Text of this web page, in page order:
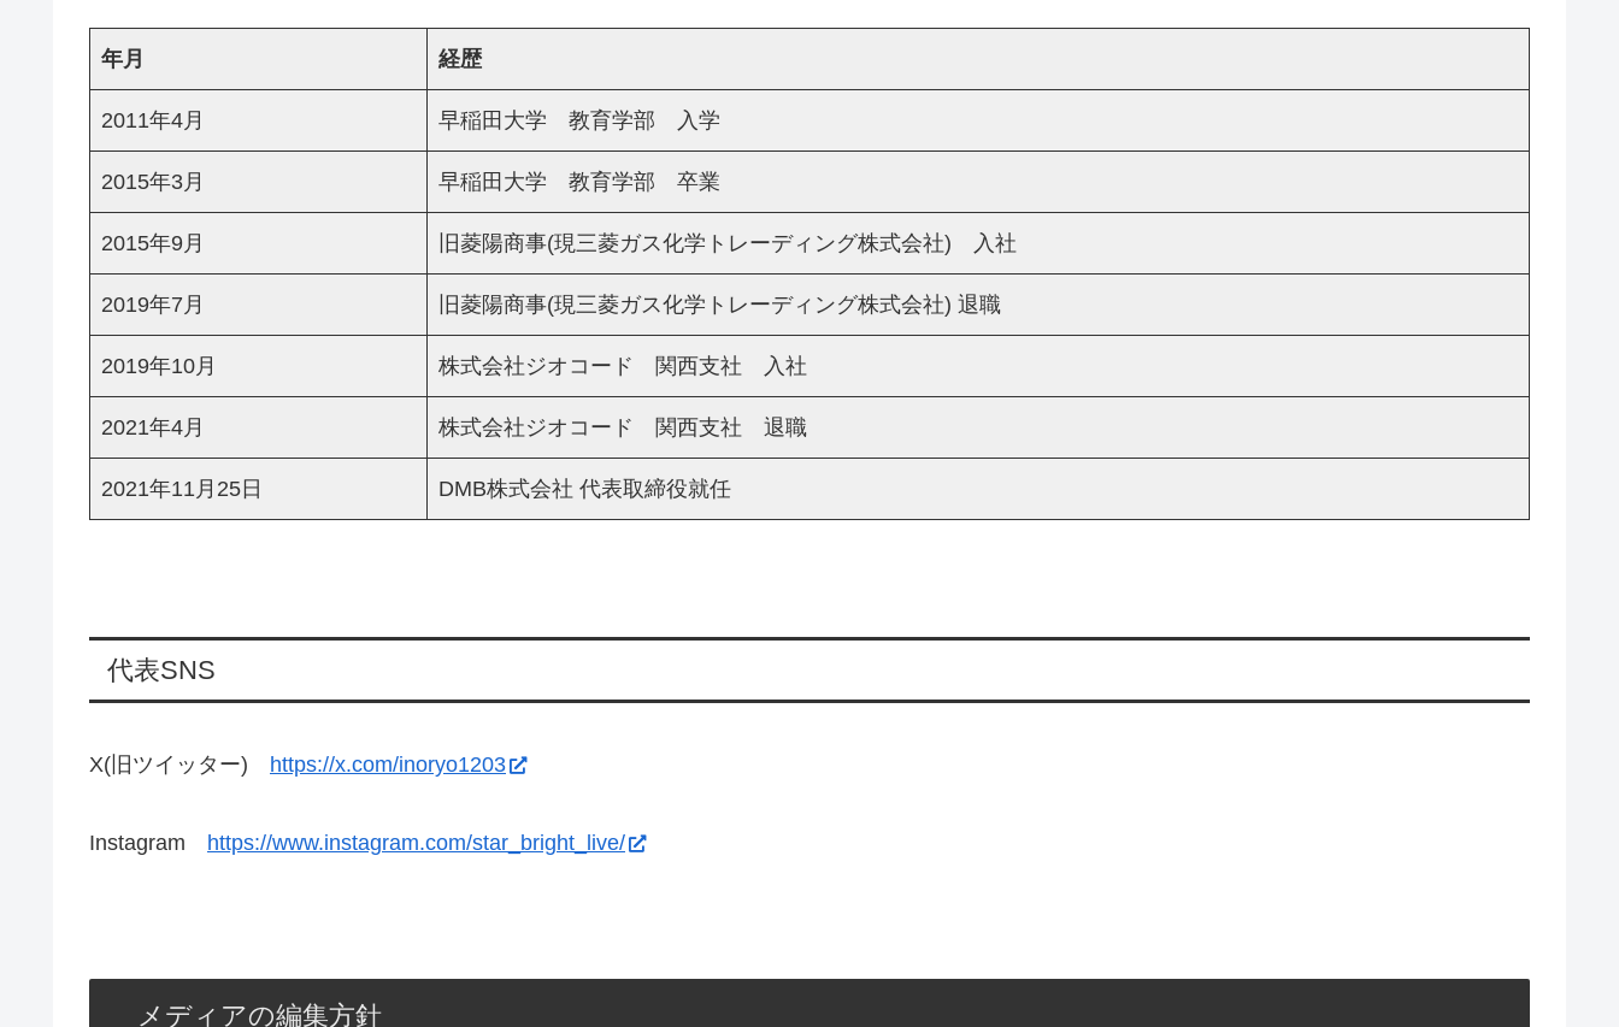
年月 経歴
2011年4月 早稲田大学 教育学部 入学
2015年3月 早稲田大学 教育学部 卒業
2015年9月 旧菱陽商事(現三菱ガス化学トレーディング株式会社) 入社
2019年7月 旧菱陽商事(現三菱ガス化学トレーディング株式会社) 退職
2019年10月 株式会社ジオコード 関西支社 入社
2021年4月 株式会社ジオコード 関西支社 退職
2021年11月25日 DMB株式会社 代表取締役就任
代表SNS
X(旧ツイッター) https://x.com/inoryo1203
Instagram https://www.instagram.com/star_bright_live/
メディアの編集方針